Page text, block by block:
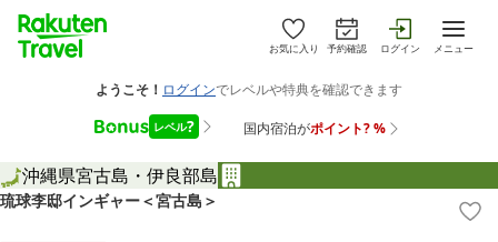
お気に入り 予約確認 ログイン メニュー
沖縄県宮古島・伊良部島
琉球李邸インギャー＜宮古島＞